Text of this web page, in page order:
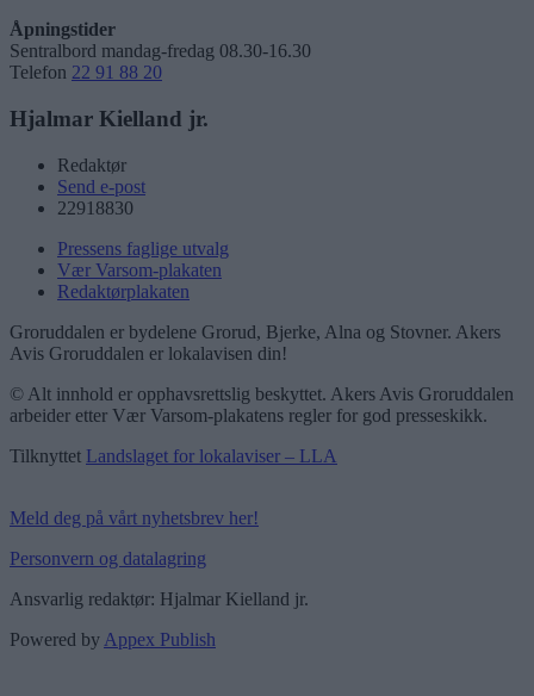
Åpningstider
Sentralbord mandag-fredag 08.30-16.30
Telefon 22 91 88 20
Hjalmar Kielland jr.
Redaktør
Send e-post
22918830
Pressens faglige utvalg
Vær Varsom-plakaten
Redaktørplakaten
Groruddalen er bydelene Grorud, Bjerke, Alna og Stovner. Akers
Avis Groruddalen er lokalavisen din!
© Alt innhold er opphavsrettslig beskyttet. Akers Avis Groruddalen
arbeider etter Vær Varsom-plakatens regler for god presseskikk.
Tilknyttet Landslaget for lokalaviser – LLA
Meld deg på vårt nyhetsbrev her!
Personvern og datalagring
Ansvarlig redaktør: Hjalmar Kielland jr.
Powered by Appex Publish